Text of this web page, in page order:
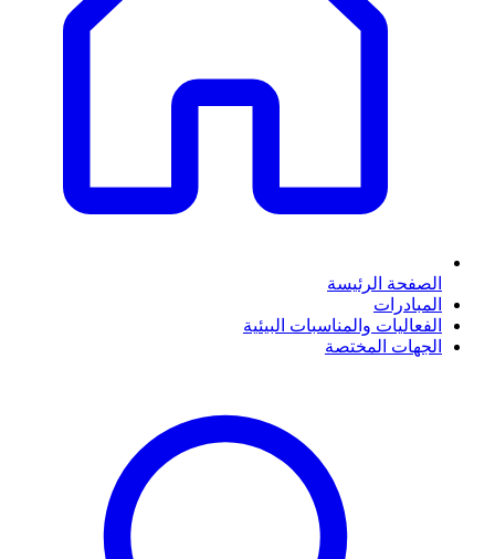
الصفحة الرئيسة
المبادرات
الفعاليات والمناسبات البيئية
الجهات المختصة